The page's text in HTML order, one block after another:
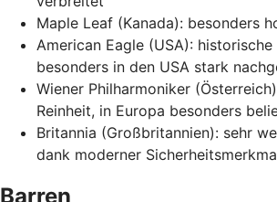
Maple Leaf (Kanada): besonders
American Eagle (USA): historische
besonders in den USA stark
Wiener Philharmoniker
Reinheit, in Europa besonders
Britannia (Großbritannien): sehr
dank moderner
Barren